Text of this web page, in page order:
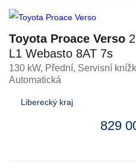
Toyota Proace Verso
L1 Webasto 8AT 7s
130 kW, Přední, Servisní
Automatická
Liberecký kraj
829